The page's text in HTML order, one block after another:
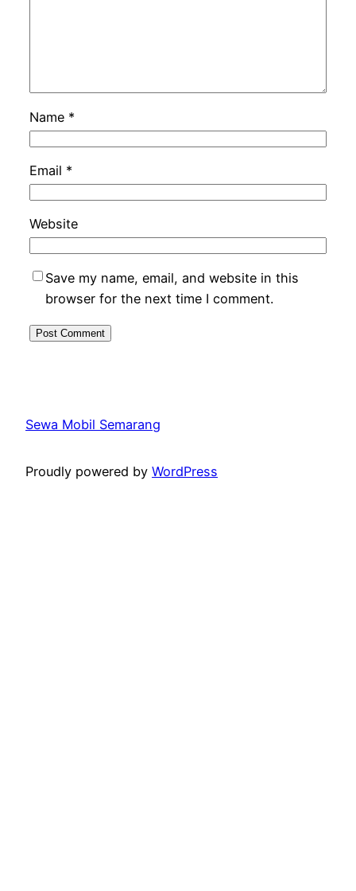
Name *
Email *
Website
Save my name, email, and website in this
browser for the next time I comment.
Sewa Mobil Semarang
Proudly powered by WordPress